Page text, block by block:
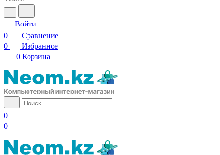
Войти
0
Сравнение
0
Избранное
0 Корзина
0
0